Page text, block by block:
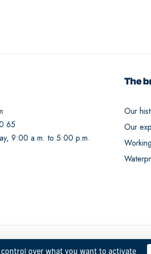
65
9:00 a.m. to 5:00 p.m.
The
Our
Our
control over what you want to activate